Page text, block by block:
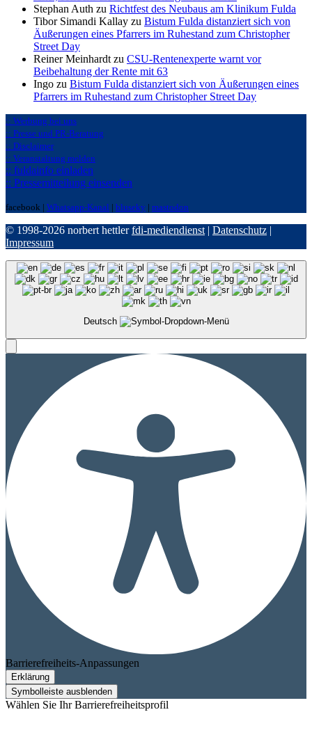
Stephan Auth zu Richtfest des Neubaus am Klinikum Fulda
Tibor Simandi Kallay zu Bistum Fulda distanziert sich von
Äußerungen eines Pfarrers im Ruhestand zum Christopher
Street Day
Reiner Meinhardt zu CSU-Rentenexperte warnt vor
Beibehaltung der Rente mit 63
Ingo zu Bistum Fulda distanziert sich von Äußerungen eines
Pfarrers im Ruhestand zum Christopher Street Day
:: Werbung bei uns
:: Presse und PR-Beratung
:: Disclaimer
:: Veranstaltung melden
:: fuldainfo einladen
:: Pressemitteilung einsenden
facebook | Whatsapp-Kanal | bluseky | mastodon
© 1998-2026 norbert hettlerfdi-mediendienst | Datenschutz |
Impressum
Deutsch
Barrierefreiheits-Anpassungen
Erklärung
Symbolleiste ausblenden
Wählen Sie Ihr Barrierefreiheitsprofil